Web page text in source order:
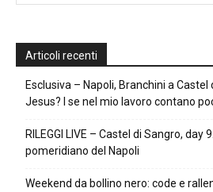
Articoli recenti
Esclusiva – Napoli, Branchini a Castel
Jesus? I se nel mio lavoro contano
RILEGGI LIVE – Castel di Sangro, day
pomeridiano del Napoli
Weekend da bollino nero: code e